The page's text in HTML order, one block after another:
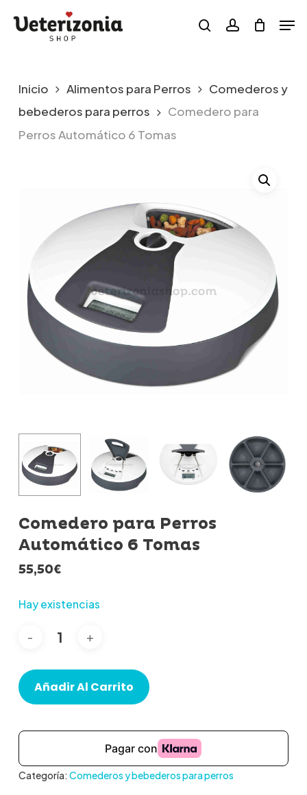
searchaccount
Inicio Alimentos para Perros
Comederos y
bebederos para perros
Comedero para
Perros Automático 6 Tomas
Comedero para Perros
Automático 6 Tomas
55,50€
Hay existencias
Añadir Al Carrito
Categoría: Comederos y bebederos para perros